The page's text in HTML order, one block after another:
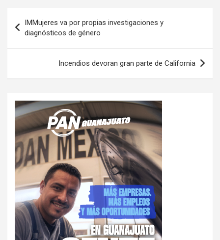
de
entradas
IMMujeres va por propias investigaciones y
diagnósticos de género
Incendios devoran gran parte de California